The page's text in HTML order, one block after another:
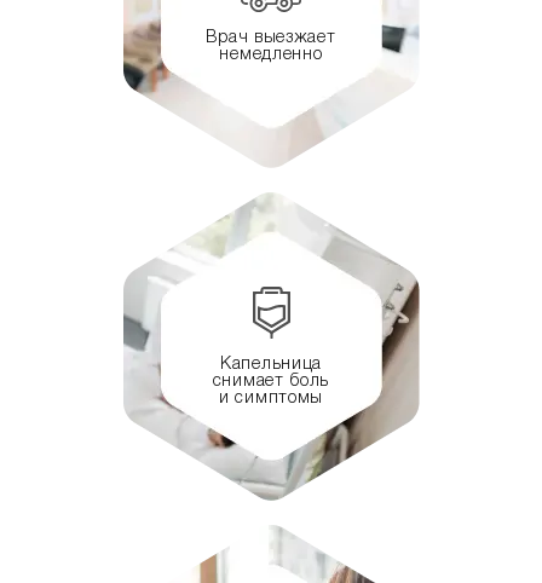
Врач выезжает
немедленно
Капельница
снимает боль
и симптомы